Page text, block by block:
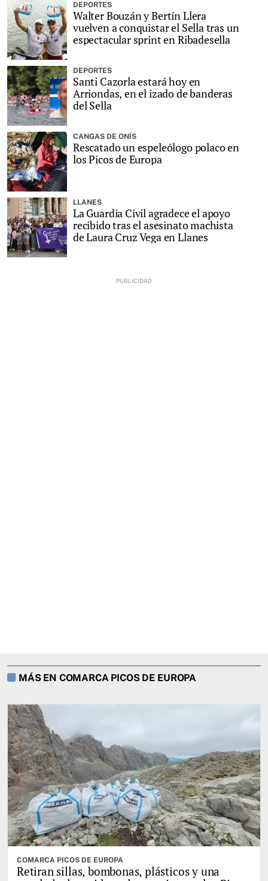
DEPORTES
Walter Bouzán y Bertín Llera
vuelven a conquistar el Sella tras un
espectacular sprint en Ribadesella
DEPORTES
Santi Cazorla estará hoy en
Arriondas, en el izado de banderas
del Sella
CANGAS DE ONÍS
Rescatado un espeleólogo polaco en
los Picos de Europa
LLANES
La Guardia Civil agradece el apoyo
recibido tras el asesinato machista
de Laura Cruz Vega en Llanes
MÁS EN COMARCA PICOS DE EUROPA
COMARCA PICOS DE EUROPA
Retiran sillas, bombonas, plásticos y una